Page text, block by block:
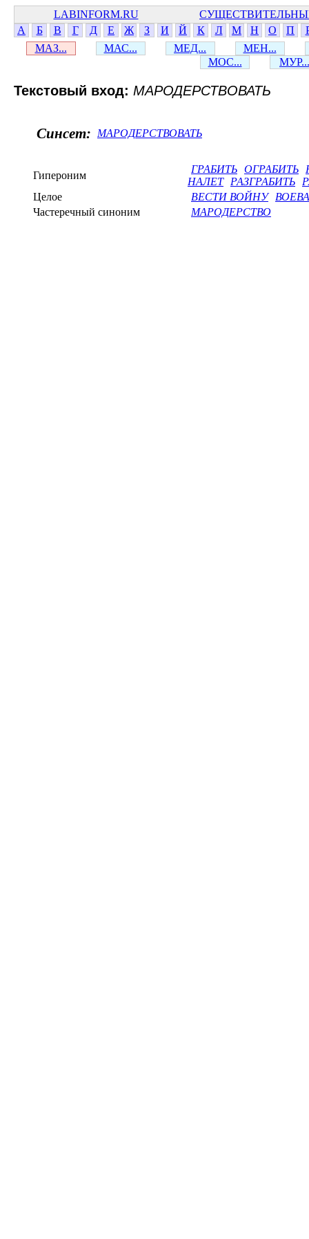
LABINFORM.RU
А
Б В Г Д Е Ж З И Й К Л М Н О П
МАЗ...
МАС... МЕД...
МЕН...
МОС...
МУР...
Текстовый вход: МАРОДЕРСТВОВАТЬ
Синсет: МАРОДЕРСТВОВАТЬ
Гипероним
ГРАБИТЬ ОГРАБИТЬ
НАЛЕТ
РАЗГРАБИТЬ
Целое
ВЕСТИ ВОЙНУ
Частеречный синоним
МАРОДЕРСТВО